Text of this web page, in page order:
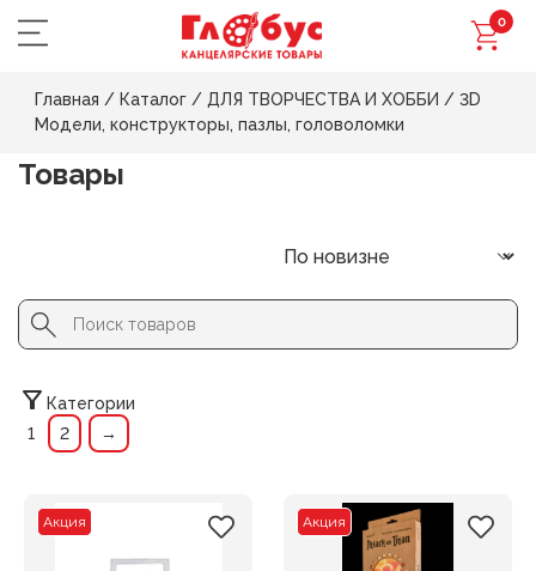
0
Главная / Каталог / ДЛЯ ТВОРЧЕСТВА И ХОББИ / 3D
Модели, конструкторы, пазлы, головоломки
Товары
Search
for:
Button
Категории
1
2 →
Акция Акция